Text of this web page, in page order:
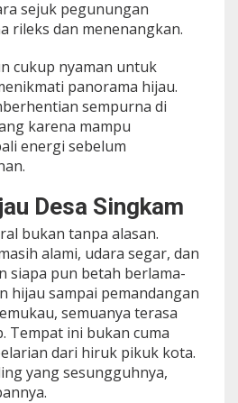
sejuk pegunungan
rileks dan menenangkan.
cukup nyaman untuk
panorama hijau.
sempurna di
karena mampu
energi sebelum
Desa Singkam
bukan tanpa alasan.
alami, udara segar, dan
siapa pun betah berlama-
hijau sampai pemandangan
semuanya terasa
Tempat ini bukan cuma
dari hiruk pikuk kota.
yang sesungguhnya,